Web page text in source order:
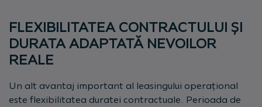
FLEXIBILITATEA CONTRACTULUI ȘI
DURATA ADAPTATĂ NEVOILOR
REALE
Un alt avantaj important al leasingului operațional
este flexibilitatea duratei contractuale. Perioada de